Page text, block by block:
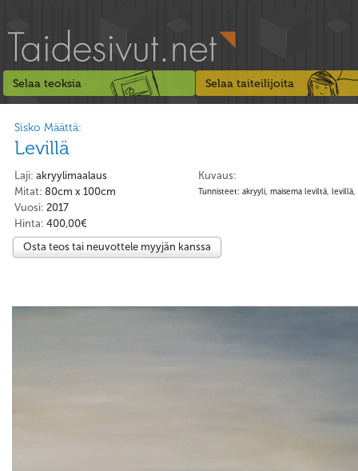
Selaa teoksia Selaa taiteilijoita
Sisko Määttä:
Levillä
Kuvaus:
Tunnisteet: akryyli, maisema leviltä,
Laji: akryylimaalaus
Mitat: 80cm x 100cm
Vuosi: 2017
Hinta: 400,00€
Osta teos tai neuvottele myyjän kanssa